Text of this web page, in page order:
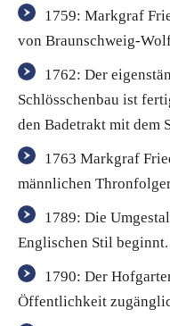
1759: Markgraf
von Braunschweig-
1762: Der
Schlösschenbau ist
den Badetrakt mit dem
1763 Markgraf
männlichen
1789: Die
Englischen Stil beginnt.
1790: Der
Öffentlichkeit